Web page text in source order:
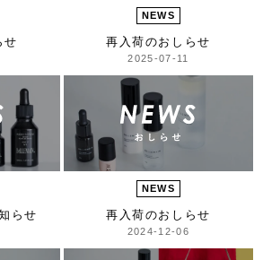
せ
NEWS
再入荷のおしらせ
2025-07-11
らせ
NEWS
再入荷のおしらせ
2024-12-06